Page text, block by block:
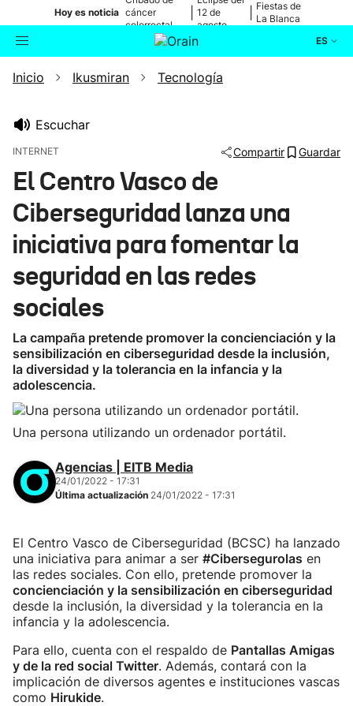
Hoy es noticia cáncer
colorrectal
12 de
agosto
Fiestas de
La Blanca
ES
Buscador Actualidad
Ikusmiran
Eguraldia
Inicio Ikusmiran Tecnología
Escuchar
INTERNET Compartir Guardar
El Centro Vasco de
Ciberseguridad lanza una
iniciativa para fomentar la
seguridad en las redes
sociales
La campaña pretende promover la concienciación y la
sensibilización en ciberseguridad desde la inclusión,
la diversidad y la tolerancia en la infancia y la
adolescencia.
Una persona utilizando un ordenador portátil.
Agencias | EITB Media
24/01/2022 - 17:31
Última actualización 24/01/2022 - 17:31
El Centro Vasco de Ciberseguridad (BCSC) ha lanzado
una iniciativa para animar a ser #Cibersegurolas en
las redes sociales. Con ello, pretende promover la
concienciación y la sensibilización en ciberseguridad
desde la inclusión, la diversidad y la tolerancia en la
infancia y la adolescencia.
Para ello, cuenta con el respaldo de Pantallas Amigas
y de la red social Twitter. Además, contará con la
implicación de diversos agentes e instituciones vascas
como Hirukide.